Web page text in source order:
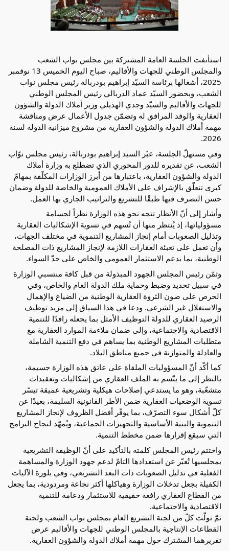
استأنفت الجلسة العامة المشتركة بين مجلس نواب الشعب
والمجلس الوطني للجهات والأقاليم، صباح اليوم الخميس 13 نوفمبر
2025، أشغالها برئاسة السيّد إبراهيم بودربالة رئيس مجلس نواب
الشعب، وبحضور السيّد عماد الدربالي رئيس المجلس الوطني
للجهات والأقاليم والسيّد وجدي الهذيلي وزير أملاك الدولة والشؤون
العقارية والوفد المرافق له وتضمّن جدول الأعمال عرض ومناقشة
مهمة أملاك الدولة والشؤون العقارية من مشروع ميزانية الدولة لسنة
2026.
وفي مستهلّ الجلسة، عبّر السيد إبراهيم بودربالة، رئيس مجلس نوّاب
الشعب، عن تقديره للدور المحوري الذي تضطلع به وزارة أملاك
الدولة والشؤون العقارية، باعتبارها من أبرز الوزارات المكلّفة بمهامّ
كبرى تتعلّق بالإشراف على الأملاك العمومية والخاصة للدولة وضمان
حسن التصرف فيها طبقًا للتشريع والتراتيب الجاري بها العمل.
وأشار إلى أنّ الأنظار تتجه نحو هذه الوزارة نظراً لجسامة
مسؤولياتها، إذ يُنتظر منها أن تُسهم في تسوية الإشكاليات العقارية
وتذليل الصعوبات أمام إنجاز المشاريع التنموية في مختلف الجهات،
وأن تعمل على تعبئة العقارات اللازمة لإنجاز المشاريع ذات المصلحة
الوطنية، بما يدعم الاستثمار العمومي والخاص على حدّ السواء.
وثمّن رئيس المجلس الجهود المبذولة من قبل كافة منتسبي الوزارة
في سبيل تحديد وضبط وحماية ملك الدولة العام والخاص، وفي
الحرص على صون الثروة العقارية الوطنية من الضياع والإهمال
والاستغلال غير الشرعي. ودعا في هذا السياق إلى مزيد توظيف
الرصيد العقاري للدولة التوظيف الأمثل بما يجعله رافدًا للتنمية
الاقتصادية والاجتماعية، وإلى ضمان ملاءمة الموارد العقارية مع
متطلبات المشاريع الوطنية بما يساهم في دفع التنمية الشاملة
والعادلة والمتوازنة في جميع مناطق البلاد.
كما أكّد أنّ المسؤوليات الملقاة على عاتق هذه الوزارة جسيمة،
بالنظر إلى ما يتّسم به الملف العقاري من إشكاليات وتعقيدات
متشعّبة، وهو ما يستدعي إصلاحات هيكلية وتشريعية عميقة تيسّر
تسوية الوضعيات العقارية ضمن الأطر القانونية السليمة، بعيدًا عن
كلّ أشكال سوء التصرّف، بما يوفّر أفضل الظروف لإنجاز المشاريع
التنموية والبنية الأساسية والتجهيزات الجماعية، ويُمهّد لنجاح البرامج
التي سيقع إقرارها ضمن مخطط التنمية.
واختتم رئيس المجلس كلمته بالتأكيد على أنّ الوظيفة التشريعية
بمجلسيها تُعبّر عن استعدادها التامّ لدعم جهود الوزارة والمساهمة
الفعلية في تذليل الصعوبات ذات البعد التشريعي، وفي بلورة الآليات
الكفيلة بجعل تدخلات الوزارة وهياكلها أكثر نجاعة ومردودية، بما يجعل
من القطاع العقاري رافعة حقيقية للاستثمار ودعامة للتنمية
الاقتصادية والاجتماعية.
ثمّ تولّت كلّ من لجنة التشريع العام بمجلس نواب الشعب ولجنة
القطاعات الإنتاجية بالمجلس الوطني للجهات والأقاليم عرض
تقريرهما المشترك حول مهمة أملاك الدولة والشؤون العقارية.